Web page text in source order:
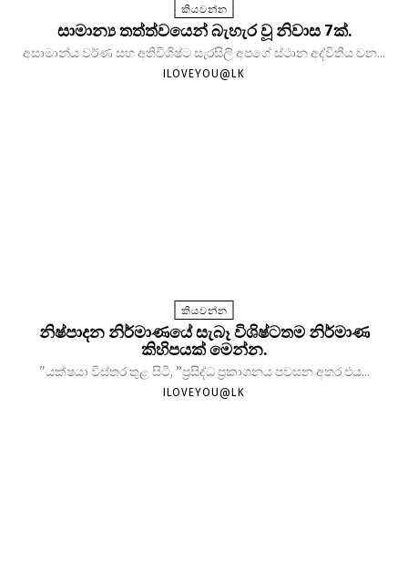
කියවන්න
සාමාන්‍ය තත්ත්වයෙන් බැහැර වූ නිවාස 7ක්.
අසාමාන්ය වර්ණ සහ අතිවිශිෂ්ට සැරසිලි අපගේ ස්ථාන අද්විතීය වන...
ILOVEYOU@LK
කියවන්න
නිෂ්පාදන නිර්මාණයේ සැබෑ විශිෂ්ටතම නිර්මාණ
කිහිපයක් මෙන්න.
"යක්ෂයා විස්තර තුළ සිටී, ”ප්‍රසිද්ධ ප්‍රකාශනය පවසන අතර එය...
ILOVEYOU@LK